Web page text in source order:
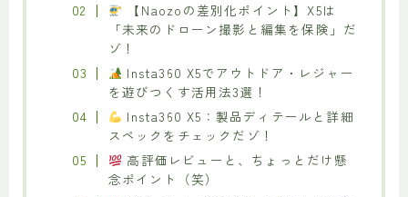
【Naozoの差別化ポイント】X5は
「未来のドローン撮影と編集を保険」だ
ゾ！
Insta360 X5でアウトドア・レジャー
を遊びつくす活用法3選！
Insta360 X5：製品ディテールと詳細
スペックをチェックだゾ！
高評価レビューと、ちょっとだけ懸
念ポイント（笑）